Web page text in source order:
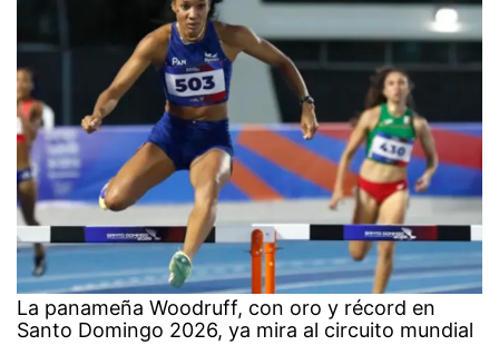
La panameña Woodruff, con oro y récord en
Santo Domingo 2026, ya mira al circuito mundial